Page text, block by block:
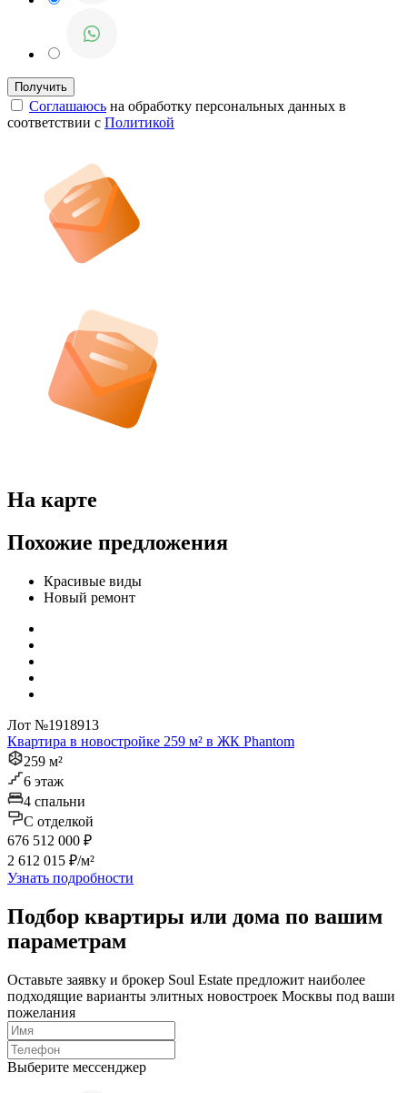
Соглашаюсь на обработку персональных данных в
соответствии с Политикой
На карте
Похожие предложения
Красивые виды
Новый ремонт
Лот №1918913
Квартира в новостройке 259 м² в ЖК Phantom
259 м²
6 этаж
4 спальни
C отделкой
676 512 000 ₽
2 612 015 ₽/м²
Узнать подробности
Подбор квартиры или дома по вашим
параметрам
Оставьте заявку и брокер Soul Estate предложит наиболее
подходящие варианты элитных новостроек Москвы под ваши
пожелания
Выберите мессенджер